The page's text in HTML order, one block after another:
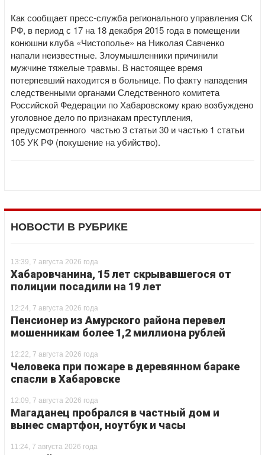
Как сообщает пресс-служба регионального управления СК
РФ, в период с 17 на 18 декабря 2015 года в помещении
конюшни клуба «Чистополье» на Николая Савченко
напали неизвестные. Злоумышленники причинили
мужчине тяжелые травмы. В настоящее время
потерпевший находится в больнице. По факту нападения
следственными органами Следственного комитета
Российской Федерации по Хабаровскому краю возбуждено
уголовное дело по признакам преступления,
предусмотренного частью 3 статьи 30 и частью 1 статьи
105 УК РФ (покушение на убийство).
НОВОСТИ В РУБРИКЕ
13:39, 7 августа 2026 года
Хабаровчанина, 15 лет скрывавшегося от
полиции посадили на 19 лет
12:24, 7 августа 2026 года
Пенсионер из Амурского района перевел
мошенникам более 1,2 миллиона рублей
12:22, 7 августа 2026 года
Человека при пожаре в деревянном бараке
спасли в Хабаровске
12:09, 7 августа 2026 года
Магаданец пробрался в частный дом и
вынес смартфон, ноутбук и часы
11:24, 7 августа 2026 года